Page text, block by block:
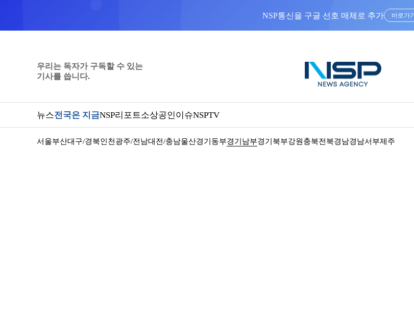
NSP통신을 구글 선호 매체로 추가 바로가기
우리는 독자가 구독할 수 있는
기사를 씁니다.
뉴스전국은 지금NSP리포트소상공인이슈NSPTV
서울부산대구/경북인천 광주/전남대전/충남울산경기동부경기남부경기북부강원 충북전북경남경남서부제주